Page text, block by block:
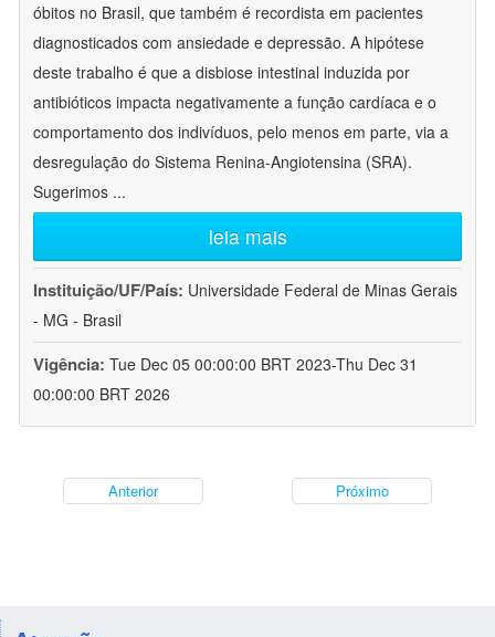
óbitos no Brasil, que também é recordista em pacientes
diagnosticados com ansiedade e depressão. A hipótese
deste trabalho é que a disbiose intestinal induzida por
antibióticos impacta negativamente a função cardíaca e o
comportamento dos indivíduos, pelo menos em parte, via a
desregulação do Sistema Renina-Angiotensina (SRA).
Sugerimos ...
leia mais
Instituição/UF/País: Universidade Federal de Minas Gerais
- MG - Brasil
Vigência: Tue Dec 05 00:00:00 BRT 2023-Thu Dec 31
00:00:00 BRT 2026
Anterior Próximo